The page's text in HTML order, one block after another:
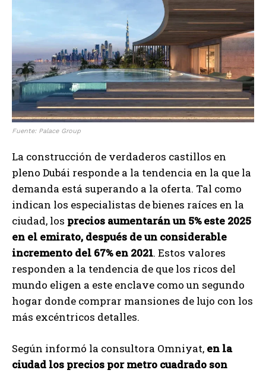
Fuente: Palace Group
La construcción de verdaderos castillos en
pleno Dubái responde a la tendencia en la que la
demanda está superando a la oferta. Tal como
indican los especialistas de bienes raíces en la
ciudad, los precios aumentarán un 5% este 2025
en el emirato, después de un considerable
incremento del 67% en 2021. Estos valores
responden a la tendencia de que los ricos del
mundo eligen a este enclave como un segundo
hogar donde comprar mansiones de lujo con los
más excéntricos detalles.
Según informó la consultora Omniyat, en la
ciudad los precios por metro cuadrado son